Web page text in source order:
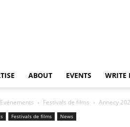
ABOUT EVENTS WRITE
Evénements Festivals de films Annecy
Festivals de films News